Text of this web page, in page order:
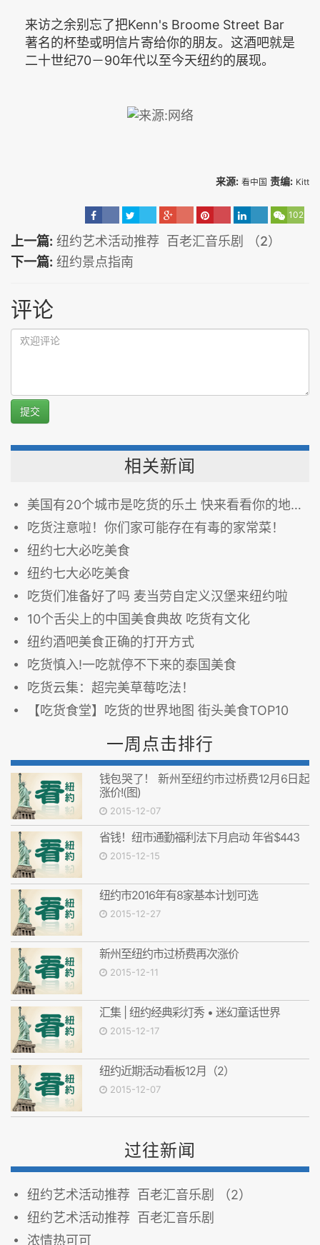
来访之余别忘了把Kenn's Broome Street Bar
著名的杯垫或明信片寄给你的朋友。这酒吧就是
二十世纪70－90年代以至今天纽约的展现。
来源: 看中国 责编: Kitt
102
上一篇: 纽约艺术活动推荐 百老汇音乐剧 （2）
下一篇: 纽约景点指南
评论
提交
相关新闻
美国有20个城市是吃货的乐土 快来看看你的地盘有没有上榜吧~
吃货注意啦！你们家可能存在有毒的家常菜！
纽约七大必吃美食
纽约七大必吃美食
吃货们准备好了吗 麦当劳自定义汉堡来纽约啦
10个舌尖上的中国美食典故 吃货有文化
纽约酒吧美食正确的打开方式
吃货慎入!一吃就停不下来的泰国美食
吃货云集：超完美草莓吃法！
【吃货食堂】吃货的世界地图 街头美食TOP10
一周点击排行
钱包哭了！ 新州至纽约市过桥费12月6日起
涨价!(图)
2015-12-07
省钱！纽市通勤福利法下月启动 年省$443
2015-12-15
纽约市2016年有8家基本计划可选
2015-12-27
新州至纽约市过桥费再次涨价
2015-12-11
汇集 | 纽约经典彩灯秀 • 迷幻童话世界
2015-12-17
纽约近期活动看板12月（2）
2015-12-07
过往新闻
纽约艺术活动推荐 百老汇音乐剧 （2）
纽约艺术活动推荐 百老汇音乐剧
浓情热可可